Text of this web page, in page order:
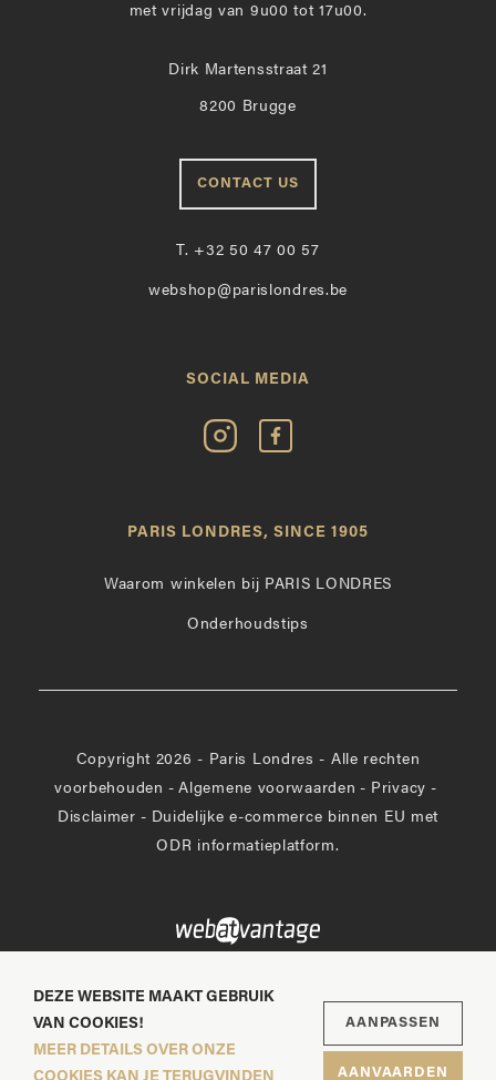
met vrijdag van 9u00 tot 17u00.
Dirk Martensstraat 21
8200 Brugge
CONTACT US
T. +32 50 47 00 57
webshop@parislondres.be
SOCIAL MEDIA
Volg
Paris
Instagram
Vind
op
PARIS LONDRES, SINCE 1905
Waarom winkelen bij PARIS LONDRES
Onderhoudstips
Copyright 2026 - Paris Londres - Alle rechten
voorbehouden - Algemene voorwaarden - Privacy -
Disclaimer - Duidelijke e-commerce binnen EU met
ODR informatieplatform.
DEZE WEBSITE MAAKT GEBRUIK
VAN COOKIES!
MEER DETAILS OVER ONZE
AANPASSEN
AANVAARDEN